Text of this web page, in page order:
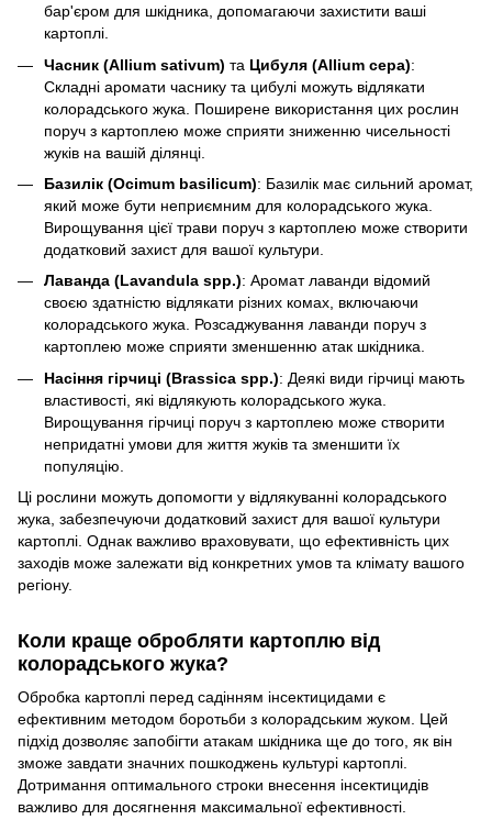
бар'єром для шкідника, допомагаючи захистити ваші
картоплі.
Часник (Allium sativum) та Цибуля (Allium cepa):
Складні аромати часнику та цибулі можуть відлякати
колорадського жука. Поширене використання цих рослин
поруч з картоплею може сприяти зниженню чисельності
жуків на вашій ділянці.
Базилік (Ocimum basilicum): Базилік має сильний аромат,
який може бути неприємним для колорадського жука.
Вирощування цієї трави поруч з картоплею може створити
додатковий захист для вашої культури.
Лаванда (Lavandula spp.): Аромат лаванди відомий
своєю здатністю відлякати різних комах, включаючи
колорадського жука. Розсаджування лаванди поруч з
картоплею може сприяти зменшенню атак шкідника.
Насіння гірчиці (Brassica spp.): Деякі види гірчиці мають
властивості, які відлякують колорадського жука.
Вирощування гірчиці поруч з картоплею може створити
непридатні умови для життя жуків та зменшити їх
популяцію.
Ці рослини можуть допомогти у відлякуванні колорадського
жука, забезпечуючи додатковий захист для вашої культури
картоплі. Однак важливо враховувати, що ефективність цих
заходів може залежати від конкретних умов та клімату вашого
регіону.
Коли краще обробляти картоплю від
колорадського жука?
Обробка картоплі перед садінням інсектицидами є
ефективним методом боротьби з колорадським жуком. Цей
підхід дозволяє запобігти атакам шкідника ще до того, як він
зможе завдати значних пошкоджень культурі картоплі.
Дотримання оптимального строки внесення інсектицидів
важливо для досягнення максимальної ефективності.